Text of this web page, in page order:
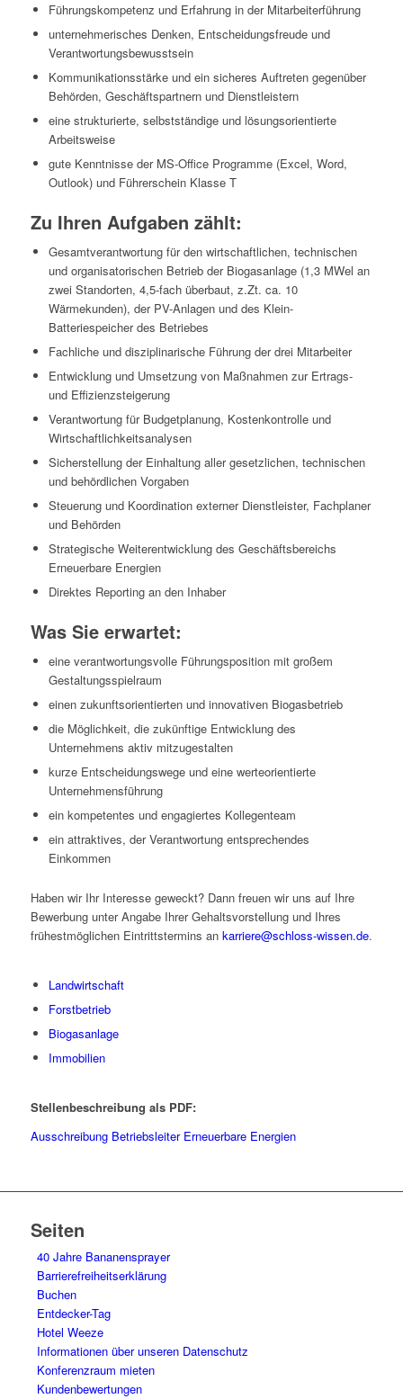
Führungskompetenz und Erfahrung in der Mitarbeiterführung
unternehmerisches Denken, Entscheidungsfreude und
Verantwortungsbewusstsein
Kommunikationsstärke und ein sicheres Auftreten gegenüber
Behörden, Geschäftspartnern und Dienstleistern
eine strukturierte, selbstständige und lösungsorientierte
Arbeitsweise
gute Kenntnisse der MS-Office Programme (Excel, Word,
Outlook) und Führerschein Klasse T
Zu Ihren Aufgaben zählt:
Gesamtverantwortung für den wirtschaftlichen, technischen
und organisatorischen Betrieb der Biogasanlage (1,3 MWel an
zwei Standorten, 4,5-fach überbaut, z.Zt. ca. 10
Wärmekunden), der PV-Anlagen und des Klein-
Batteriespeicher des Betriebes
Fachliche und disziplinarische Führung der drei Mitarbeiter
Entwicklung und Umsetzung von Maßnahmen zur Ertrags-
und Effizienzsteigerung
Verantwortung für Budgetplanung, Kostenkontrolle und
Wirtschaftlichkeitsanalysen
Sicherstellung der Einhaltung aller gesetzlichen, technischen
und behördlichen Vorgaben
Steuerung und Koordination externer Dienstleister, Fachplaner
und Behörden
Strategische Weiterentwicklung des Geschäftsbereichs
Erneuerbare Energien
Direktes Reporting an den Inhaber
Was Sie erwartet:
eine verantwortungsvolle Führungsposition mit großem
Gestaltungsspielraum
einen zukunftsorientierten und innovativen Biogasbetrieb
die Möglichkeit, die zukünftige Entwicklung des
Unternehmens aktiv mitzugestalten
kurze Entscheidungswege und eine werteorientierte
Unternehmensführung
ein kompetentes und engagiertes Kollegenteam
ein attraktives, der Verantwortung entsprechendes
Einkommen
Haben wir Ihr Interesse geweckt? Dann freuen wir uns auf Ihre
Bewerbung unter Angabe Ihrer Gehaltsvorstellung und Ihres
frühestmöglichen Eintrittstermins an karriere@schloss-wissen.de.
Landwirtschaft
Forstbetrieb
Biogasanlage
Immobilien
Stellenbeschreibung als PDF:
Ausschreibung Betriebsleiter Erneuerbare Energien
Seiten
40 Jahre Bananensprayer
Barrierefreiheitserklärung
Buchen
Entdecker-Tag
Hotel Weeze
Informationen über unseren Datenschutz
Konferenzraum mieten
Kundenbewertungen